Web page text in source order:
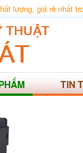
lượng, giá rẻ nhất
TIN